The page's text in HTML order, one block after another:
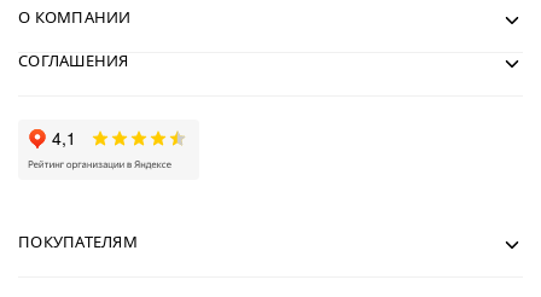
О КОМПАНИИ
СОГЛАШЕНИЯ
ПОКУПАТЕЛЯМ